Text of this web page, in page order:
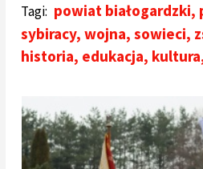
Tagi: powiat białogardzki,
sybiracy,wojna,sowieci,
historia, edukacja, kultura